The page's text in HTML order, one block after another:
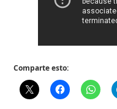
Comparte esto: